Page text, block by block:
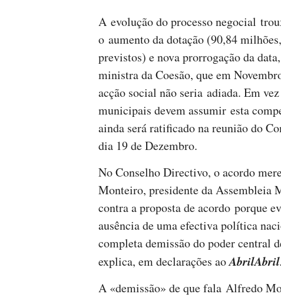
A evolução do processo negocial
o aumento da dotação (90,84
previstos) e nova prorrogação da
ministra da Coesão, que em
acção social não seria adiada. Em
municipais devem assumir esta
ainda será ratificado na reunião do
dia 19 de Dezembro.
No Conselho Directivo, o acordo
Monteiro, presidente da Assembleia
contra a proposta de acordo porque
ausência de uma efectiva política
completa demissão do poder central
explica, em declarações aoAbrilAbril.
A «demissão» de que fala Alfredo